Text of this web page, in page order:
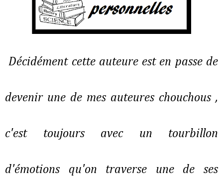
Décidément cette auteure est en passe de
devenir une de mes auteures chouchous ,
c'est toujours avec un tourbillon
d'émotions qu'on traverse une de ses